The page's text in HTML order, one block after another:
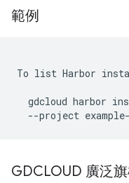
範例
To list Harbor
gdcloud harbor
GDCLOUD 廣泛